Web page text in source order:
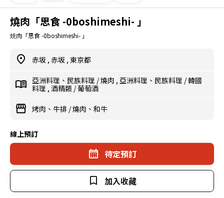
燒肉「思食 -0boshimeshi- 」
焼肉「思食 -0boshimeshi- 」
赤坂 , 赤坂 , 東京都
亞洲料理、民族料理 /燒肉 , 亞洲料理、民族料理 /韓國
料理 , 酒精類 /葡萄酒
烤肉、牛排 /燒肉、和牛
線上預訂
待定預訂
加入收藏